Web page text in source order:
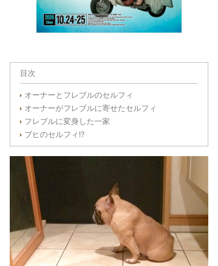
目次
オーナーとフレブルのセルフィ
オーナーがフレブルに寄せたセルフィ
フレブルに変身した一家
ブヒのセルフィ!?